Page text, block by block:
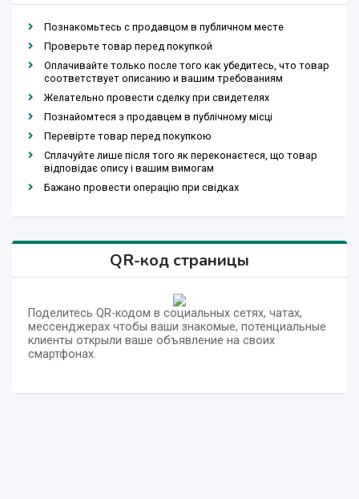
Познакомьтесь с продавцом в публичном месте
Проверьте товар перед покупкой
Оплачивайте только после того как убедитесь, что товар
соответствует описанию и вашим требованиям
Желательно провести сделку при свидетелях
Познайомтеся з продавцем в публічному місці
Перевірте товар перед покупкою
Сплачуйте лише після того як переконаєтеся, що товар
відповідає опису і вашим вимогам
Бажано провести операцію при свідках
QR-код страницы
Поделитесь QR-кодом в социальных сетях, чатах,
мессенджерах чтобы ваши знакомые, потенциальные
клиенты открыли ваше объявление на своих
смартфонах.